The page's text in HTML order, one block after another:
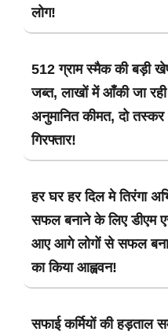
लोग!
512 ग्राम स्मैक की बड़ी
जब्त, लाखों में आँकी जा रही
अनुमानित कीमत, दो तस्कर
गिरफ्तार!
हर घर हर दिल मे तिरंगा
सफल बनाने के लिए डीएम
आए आगे लोगों से सफल
का किया आह्ववन!
सफाई कर्मियों की हड़ताल